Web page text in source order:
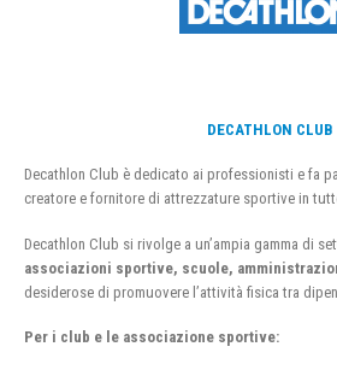
DECATHLON CLUB
Decathlon Club è dedicato ai professionisti e fa
creatore e fornitore di attrezzature sportive in
Decathlon Club si rivolge a un’ampia gamma di
associazioni sportive, scuole,
desiderose di promuovere l’attività fisica tra
Per i club e le associazione sportive: